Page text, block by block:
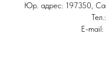
Юр. адрес: 197350,
Тел.:
E-mail: